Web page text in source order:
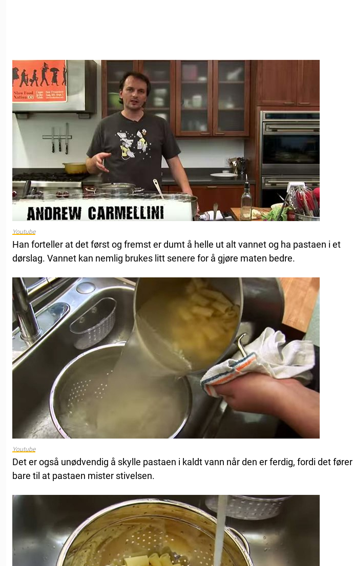
Youtube
Han forteller at det først og fremst er dumt å helle ut alt vannet og ha pastaen i et
dørslag. Vannet kan nemlig brukes litt senere for å gjøre maten bedre.
Youtube
Det er også unødvendig å skylle pastaen i kaldt vann når den er ferdig, fordi det fører
bare til at pastaen mister stivelsen.